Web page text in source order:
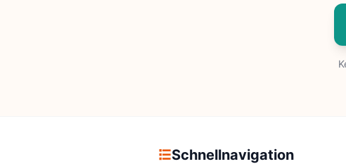
Schnellnavigation